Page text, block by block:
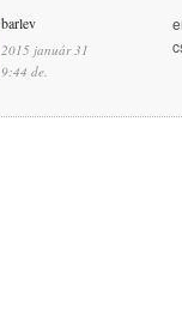
barlev
2015 január 31
9:44 de.